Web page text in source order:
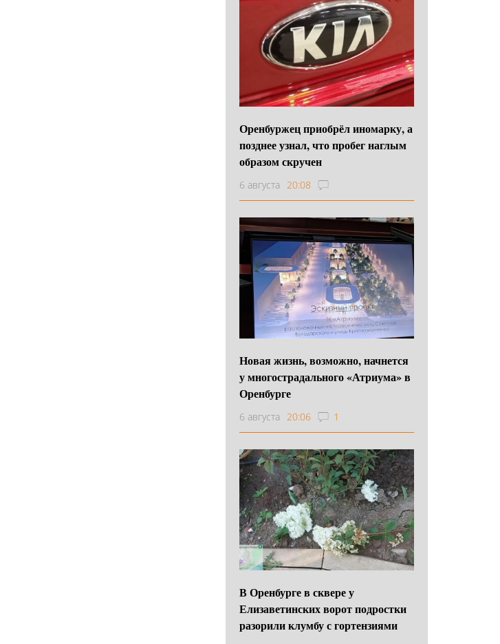
Оренбуржец приобрёл иномарку, а
позднее узнал, что пробег наглым
образом скручен
6 августа 20:08
Новая жизнь, возможно, начнется
у многострадального «Атриума» в
Оренбурге
6 августа 20:06 1
В Оренбурге в сквере у
Елизаветинских ворот подростки
разорили клумбу с гортензиями